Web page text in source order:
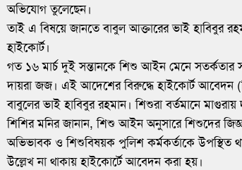
অভিযোগ তুলেছেন।
তাই এ বিষয়ে জানতে বাবুল আক্তারের ভাই হাবিবুর
হাইকোর্ট।
গত ১৬ মার্চ দুই সন্তানকে শিশু আইন মেনে সতর্কতার
দায়রা জজ। এই আদেশের বিরুদ্ধে হাইকোর্ট আবেদন
বাবুলের ভাই হাবিবুর রহমান। শিশুরা বর্তমানে মাগুরায়
শিশির মনির জানান, শিশু আইন অনুসারে শিশুদের
অভিভাবক ও শিশুবিষয়ক পুলিশ কর্মকর্তাকে উপস্থিত
উল্লেখ না থাকায় হাইকোর্টে আবেদন করা হয়।